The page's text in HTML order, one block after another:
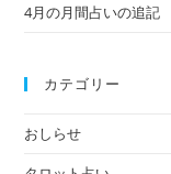
4月の月間占いの追記
カテゴリー
おしらせ